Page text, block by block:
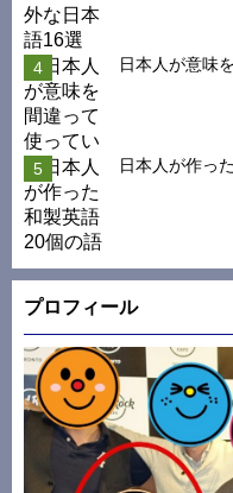
日本人が意味
日本人が作っ
プロフィール